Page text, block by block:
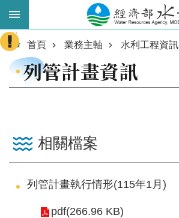
跳到主要內容區塊
進
階
搜
:::
首頁 業務主軸 水利工程資訊
列管計畫資訊
相關檔案
列管計畫執行情形(115年1月)
pdf(266.96 KB)